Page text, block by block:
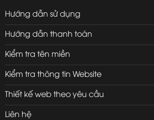
Hướng dẫn sử dụng
Hướng dẫn thanh toán
Kiểm tra tên miền
Kiểm tra thông tin Website
Thiết kế web theo yêu cầu
Liên hệ